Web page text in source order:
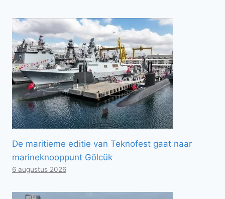
De maritieme editie van Teknofest gaat naar
marineknooppunt Gölcük
6 augustus 2026